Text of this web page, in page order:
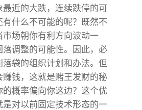
近的大跌，连续跌停的可
有什么不可能的呢？既然不
市场朝你有利方向波动一
调整的可能性。因此，必
落袋的组织计划和办法。但
赚钱，这就是赌王发财的秘
概率偏向你这边？这个优
是对以前固定技术形态的一